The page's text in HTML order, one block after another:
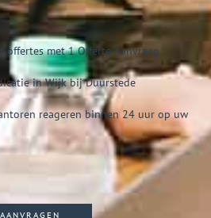
met 1 Offerte Aanvraag
in Wijk bij Duurstede
reageren binnen 24 uur op uw